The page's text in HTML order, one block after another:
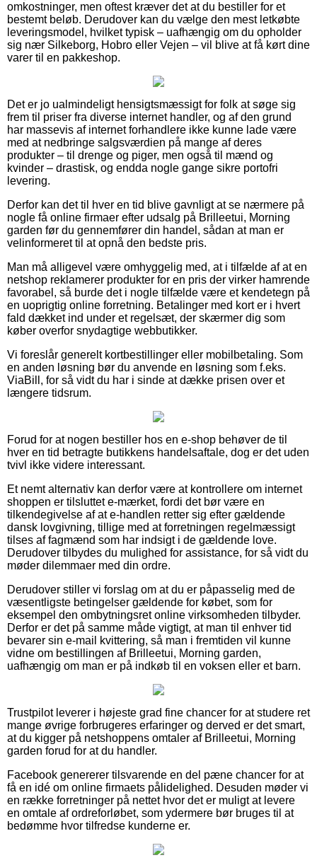
omkostninger, men oftest kræver det at du bestiller for et
bestemt beløb. Derudover kan du vælge den mest letkøbte
leveringsmodel, hvilket typisk – uafhængig om du opholder
sig nær Silkeborg, Hobro eller Vejen – vil blive at få kørt dine
varer til en pakkeshop.
Det er jo ualmindeligt hensigtsmæssigt for folk at søge sig
frem til priser fra diverse internet handler, og af den grund
har massevis af internet forhandlere ikke kunne lade være
med at nedbringe salgsværdien på mange af deres
produkter – til drenge og piger, men også til mænd og
kvinder – drastisk, og endda nogle gange sikre portofri
levering.
Derfor kan det til hver en tid blive gavnligt at se nærmere på
nogle få online firmaer efter udsalg på Brilleetui, Morning
garden før du gennemfører din handel, sådan at man er
velinformeret til at opnå den bedste pris.
Man må alligevel være omhyggelig med, at i tilfælde af at en
netshop reklamerer produkter for en pris der virker hamrende
favorabel, så burde det i nogle tilfælde være et kendetegn på
en uoprigtig online forretning. Betalinger med kort er i hvert
fald dækket ind under et regelsæt, der skærmer dig som
køber overfor snydagtige webbutikker.
Vi foreslår generelt kortbestillinger eller mobilbetaling. Som
en anden løsning bør du anvende en løsning som f.eks.
ViaBill, for så vidt du har i sinde at dække prisen over et
længere tidsrum.
Forud for at nogen bestiller hos en e-shop behøver de til
hver en tid betragte butikkens handelsaftale, dog er det uden
tvivl ikke videre interessant.
Et nemt alternativ kan derfor være at kontrollere om internet
shoppen er tilsluttet e-mærket, fordi det bør være en
tilkendegivelse af at e-handlen retter sig efter gældende
dansk lovgivning, tillige med at forretningen regelmæssigt
tilses af fagmænd som har indsigt i de gældende love.
Derudover tilbydes du mulighed for assistance, for så vidt du
møder dilemmaer med din ordre.
Derudover stiller vi forslag om at du er påpasselig med de
væsentligste betingelser gældende for købet, som for
eksempel den ombytningsret online virksomheden tilbyder.
Derfor er det på samme måde vigtigt, at man til enhver tid
bevarer sin e-mail kvittering, så man i fremtiden vil kunne
vidne om bestillingen af Brilleetui, Morning garden,
uafhængig om man er på indkøb til en voksen eller et barn.
Trustpilot leverer i højeste grad fine chancer for at studere ret
mange øvrige forbrugeres erfaringer og derved er det smart,
at du kigger på netshoppens omtaler af Brilleetui, Morning
garden forud for at du handler.
Facebook genererer tilsvarende en del pæne chancer for at
få en idé om online firmaets pålidelighed. Desuden møder vi
en række forretninger på nettet hvor det er muligt at levere
en omtale af ordreforløbet, som ydermere bør bruges til at
bedømme hvor tilfredse kunderne er.